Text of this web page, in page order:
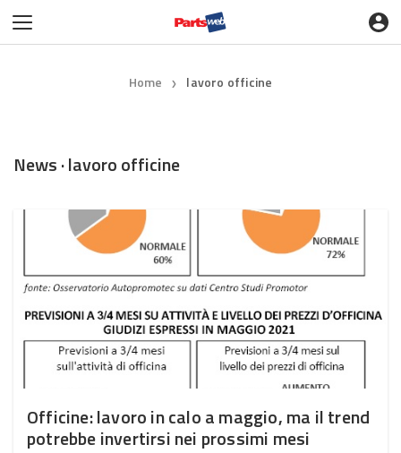
Home ❯ lavoro officine
News · lavoro officine
Officine: lavoro in calo a maggio, ma il trend
potrebbe invertirsi nei prossimi mesi